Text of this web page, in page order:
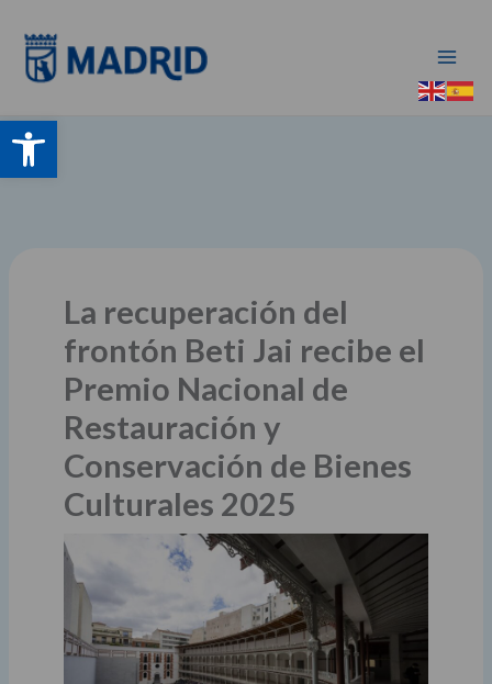
Abrir barra de herramientas
contenido
La recuperación del
frontón Beti Jai recibe el
Premio Nacional de
Restauración y
Conservación de Bienes
Culturales 2025